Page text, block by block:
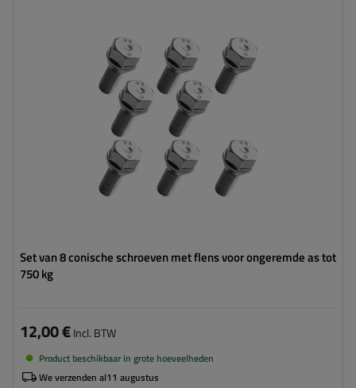
Set van 8 conische schroeven met flens voor ongeremde as tot
750 kg
12,00 €Incl. BTW
Product beschikbaar in grote hoeveelheden
We verzenden al11 augustus